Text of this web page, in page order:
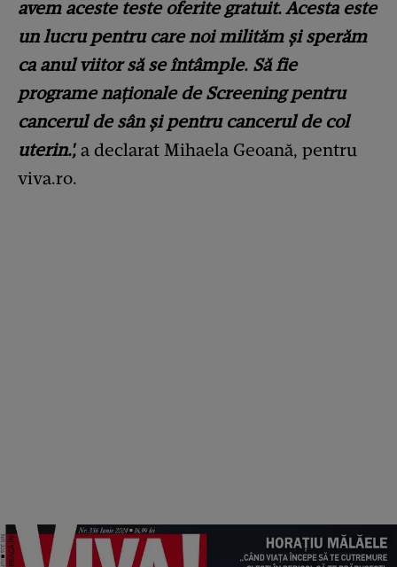
avem aceste teste oferite gratuit. Acesta este
un lucru pentru care noi milităm și sperăm
ca anul viitor să se întâmple. Să fie
programe naționale de Screening pentru
cancerul de sân și pentru cancerul de col
uterin.', a declarat Mihaela Geoană, pentru
viva.ro.